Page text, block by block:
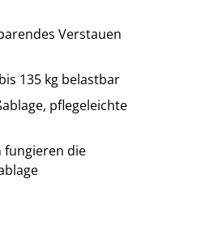
Verstauen
135 kg belastbar
pflegeleichte
fungieren die